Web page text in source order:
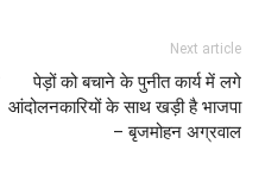
Next article
पेड़ों को बचाने के पुनीत कार्य में लगे
आंदोलनकारियों के साथ खड़ी है भाजपा
– बृजमोहन अग्रवाल